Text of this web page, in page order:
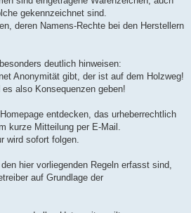
gekennzeichnet sind.
deren Namens-Rechte bei den Herstellern
deutlich hinweisen:
Anonymität gibt, der ist auf dem Holzweg!
also Konsequenzen geben!
entdecken, das urheberrechtlich
kurze Mitteilung per E-Mail.
wird sofort folgen.
hier vorliegenden Regeln erfasst sind,
auf Grundlage der